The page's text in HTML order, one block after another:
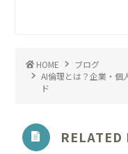
HOME
ブログ
AI倫理とは？企業・個
ド
RELATED